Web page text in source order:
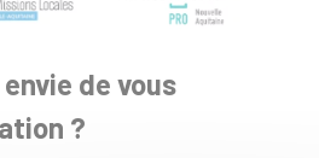
de vous
?